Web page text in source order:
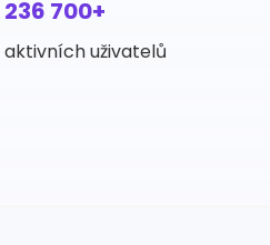
236 700+
aktivních uživatelů